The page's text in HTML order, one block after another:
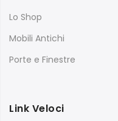
Lo Shop
Mobili Antichi
Porte e Finestre
Link Veloci